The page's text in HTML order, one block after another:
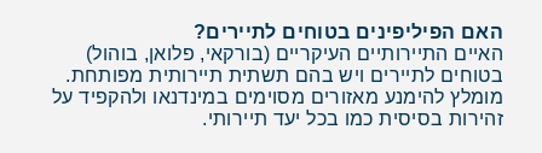
האם הפיליפינים בטוחים לתיירים?
האיים התיירותיים העיקריים (בורקאי, פלואן, בוהול)
בטוחים לתיירים ויש בהם תשתית תיירותית מפותחת.
מומלץ להימנע מאזורים מסוימים במינדנאו ולהקפיד על
זהירות בסיסית כמו בכל יעד תיירותי.